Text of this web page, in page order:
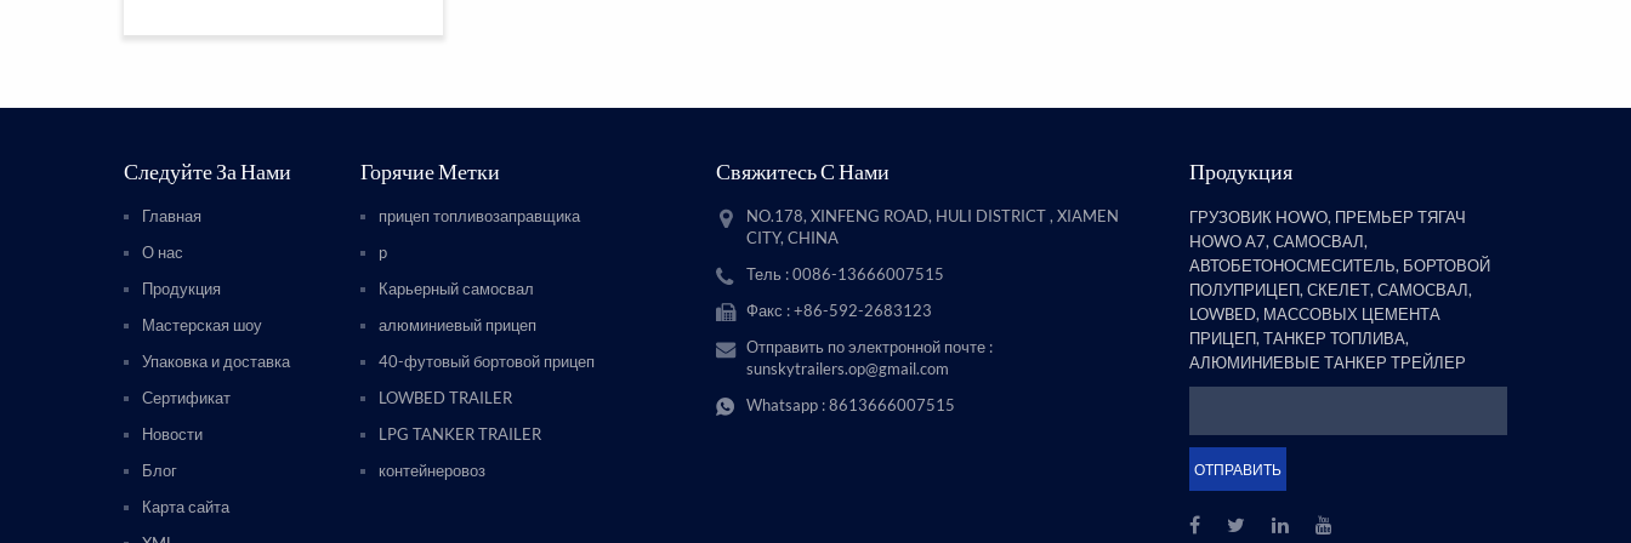
Следуйте За Нами
Главная
О нас
Продукция
Мастерская шоу
Упаковка и доставка
Сертификат
Новости
Блог
Карта сайта
Горячие Метки
прицеп топливозаправщика
p
Карьерный самосвал
алюминиевый прицеп
40-футовый бортовой прицеп
LOWBED TRAILER
LPG TANKER TRAILER
контейнеровоз
Свяжитесь С Нами
NO.178, XINFENG ROAD, HULI DISTRICT , XIAMEN
CITY, CHINA
Тель : 0086-13666007515
Факс : +86-592-2683123
Отправить по электронной почте :
sunskytrailers.op@gmail.com
Whatsapp :8613666007515
Продукция
ГРУЗОВИК HOWO, ПРЕМЬЕР ТЯГАЧ
HOWO A7, САМОСВАЛ,
АВТОБЕТОНОСМЕСИТЕЛЬ, БОРТОВОЙ
ПОЛУПРИЦЕП, СКЕЛЕТ, САМОСВАЛ,
LOWBED, МАССОВЫХ ЦЕМЕНТА
ПРИЦЕП, ТАНКЕР ТОПЛИВА,
АЛЮМИНИЕВЫЕ ТАНКЕР ТРЕЙЛЕР